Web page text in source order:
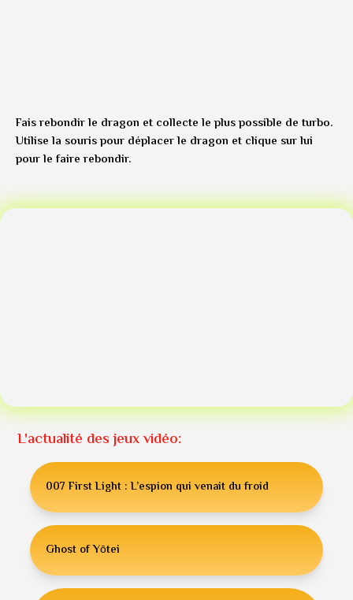
Fais rebondir le dragon et collecte le plus possible de turbo.
Utilise la souris pour déplacer le dragon et clique sur lui
pour le faire rebondir.
L'actualité des jeux vidéo:
007 First Light : L’espion qui venait du froid
Ghost of Yōtei